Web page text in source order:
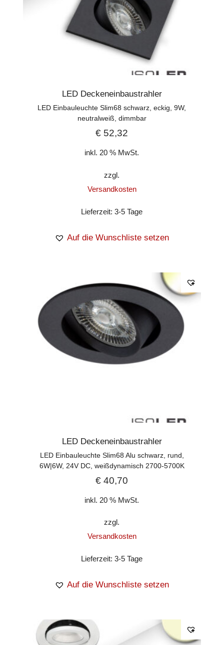
LED Deckeneinbaustrahler
LED Einbauleuchte Slim68 schwarz, eckig, 9W,
neutralweiß, dimmbar
€ 52,32
inkl. 20 % MwSt.
zzgl.
Versandkosten
Lieferzeit:3-5 Tage
Auf die Wunschliste setzen
LED Deckeneinbaustrahler
LED Einbauleuchte Slim68 Alu schwarz, rund,
6W|6W, 24V DC, weißdynamisch 2700-5700K
€ 40,70
inkl. 20 % MwSt.
zzgl.
Versandkosten
Lieferzeit:3-5 Tage
Auf die Wunschliste setzen